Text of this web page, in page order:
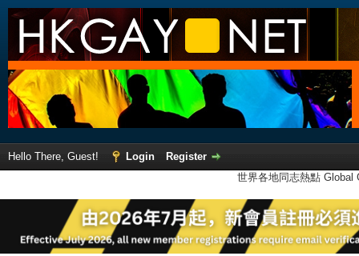
Hello There, Guest! Login
Register
世界各地同志熱點